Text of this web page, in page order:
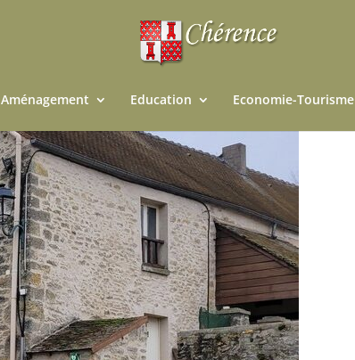
Aménagement Education Economie-Tourisme